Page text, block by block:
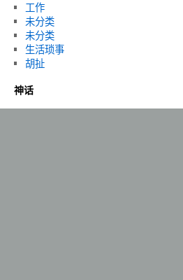
工作
未分类
未分类
生活琐事
胡扯
神话